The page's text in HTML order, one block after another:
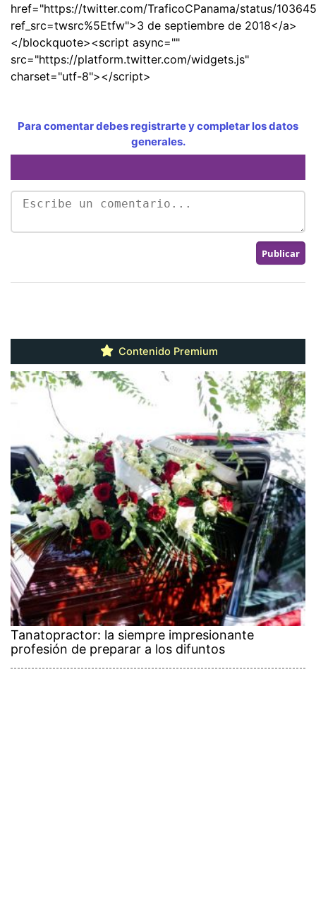
href="https://twitter.com/TraficoCPanama/status/
ref_src=twsrc%5Etfw">3 de septiembre de 2018</a>
</blockquote><script async=""
src="https://platform.twitter.com/widgets.js"
charset="utf-8"></script>
Para comentar debes registrarte y completar los datos
generales.
Contenido Premium
Tanatopractor: la siempre impresionante
profesión de preparar a los difuntos